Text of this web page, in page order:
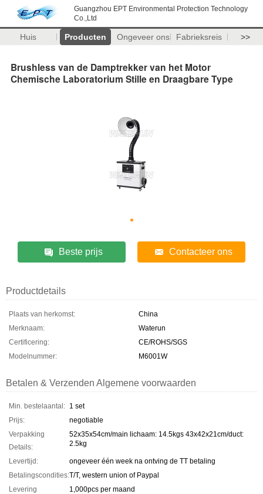
Guangzhou EPT Environmental Protection Technology
Co.,Ltd
Huis Producten Ongeveer ons Fabrieksreis >>
Brushless van de Damptrekker van het Motor
Chemische Laboratorium Stille en Draagbare Type
Beste prijs Contacteer ons
Productdetails
Plaats van herkomst:
China
Merknaam:
Waterun
Certificering:
CE/ROHS/SGS
Modelnummer:
M6001W
Betalen & Verzenden Algemene voorwaarden
Min. bestelaantal: 1 set
Prijs:
negotiable
Verpakking
Details:
52x35x54cm/main lichaam: 14.5kgs 43x42x21cm/duct:
2.5kg
Levertijd:
ongeveer één week na ontving de TT betaling
Betalingscondities:T/T, western union of Paypal
Levering
1,000pcs per maand